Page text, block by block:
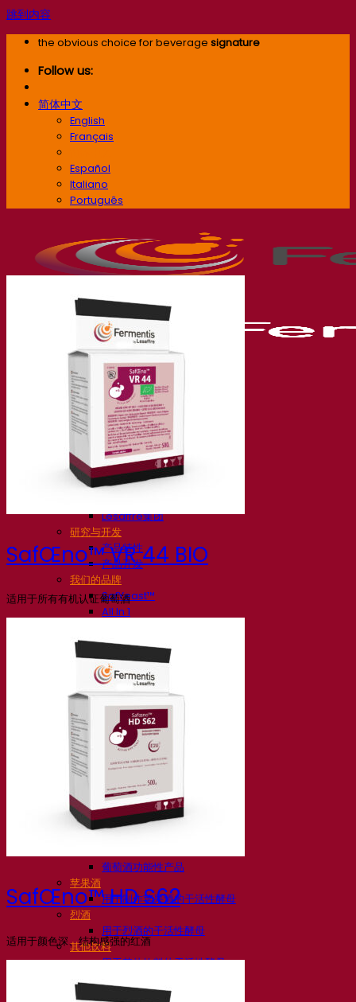
跳到内容
the obvious choice for beverage signature
Follow us:
简体中文
English
Français
Español
Italiano
Português
我们的公司
关于我们
发酵专家
Fermentis 园区
充满热情的团队
Lesaffre集团
研究与开发
产品特性
产品开发
我们的品牌
SafYeast™
All In 1
其他服务
委托制造
酒水饮料品鉴
发酵解决方案
活性干酵母啤酒
细菌
发酵助剂啤酒
啤酒功能性产品
啤酒风格
葡萄酒
用于葡萄酒的干活性酵母
酶
葡萄酒功能性产品
苹果酒
用于制作苹果酒的干活性酵母
烈酒
用于烈酒的干活性酵母
其他饮料
用于其他饮料的干活性酵母
SafŒno™ VR 44 BIO
适用于所有有机认证葡萄酒
SafŒno™ HD S62
适用于颜色深、结构感强的红酒